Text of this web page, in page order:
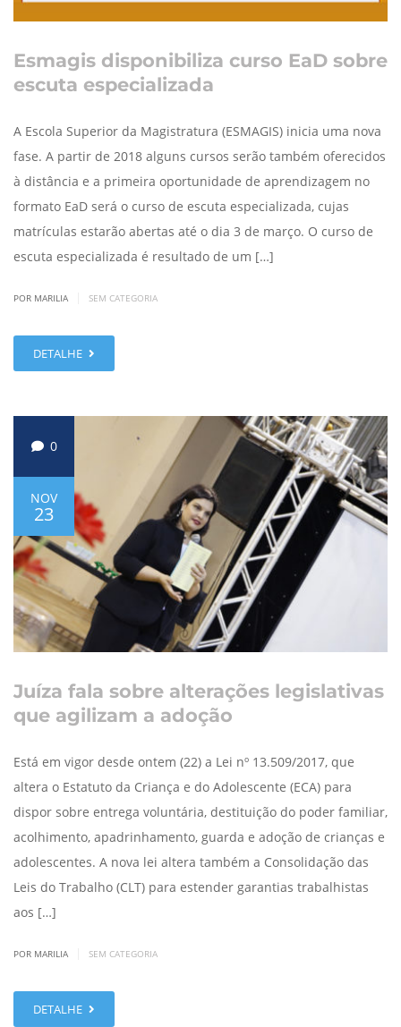
Esmagis disponibiliza curso EaD sobre
escuta especializada
A Escola Superior da Magistratura (ESMAGIS) inicia uma nova
fase. A partir de 2018 alguns cursos serão também oferecidos
à distância e a primeira oportunidade de aprendizagem no
formato EaD será o curso de escuta especializada, cujas
matrículas estarão abertas até o dia 3 de março. O curso de
escuta especializada é resultado de um […]
POR MARILIA SEM CATEGORIA
DETALHE
0
NOV
23
Juíza fala sobre alterações legislativas
que agilizam a adoção
Está em vigor desde ontem (22) a Lei nº 13.509/2017, que
altera o Estatuto da Criança e do Adolescente (ECA) para
dispor sobre entrega voluntária, destituição do poder familiar,
acolhimento, apadrinhamento, guarda e adoção de crianças e
adolescentes. A nova lei altera também a Consolidação das
Leis do Trabalho (CLT) para estender garantias trabalhistas
aos […]
POR MARILIA SEM CATEGORIA
DETALHE